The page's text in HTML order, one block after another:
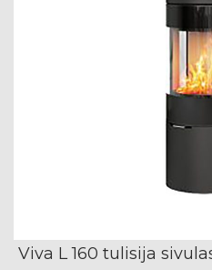
Viva L 160 tulisija